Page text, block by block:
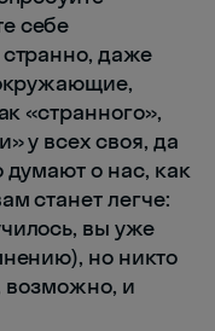
себе
даже
«странного»,
у всех своя, да
думают о нас, как
станет легче:
вы уже
но никто
возможно, и